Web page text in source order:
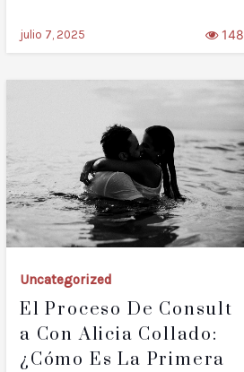
julio 7, 2025 148
Uncategorized
El Proceso De Consult
A Con Alicia Collado:
¿cómo Es La Primera